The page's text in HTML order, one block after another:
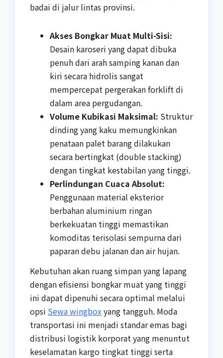
badai di jalur lintas provinsi.
Akses Bongkar Muat Multi-Sisi:
Desain karoseri yang dapat dibuka
penuh dari arah samping kanan dan
kiri secara hidrolis sangat
mempercepat pergerakan forklift di
dalam area pergudangan.
Volume Kubikasi Maksimal: Struktur
dinding yang kaku memungkinkan
penataan palet barang dilakukan
secara bertingkat (double stacking)
dengan tingkat kestabilan yang tinggi.
Perlindungan Cuaca Absolut:
Penggunaan material eksterior
berbahan aluminium ringan
berkekuatan tinggi memastikan
komoditas terisolasi sempurna dari
paparan debu jalanan dan air hujan.
Kebutuhan akan ruang simpan yang lapang
dengan efisiensi bongkar muat yang tinggi
ini dapat dipenuhi secara optimal melalui
opsi Sewa wingboxyang tangguh. Moda
transportasi ini menjadi standar emas bagi
distribusi logistik korporat yang menuntut
keselamatan kargo tingkat tinggi serta